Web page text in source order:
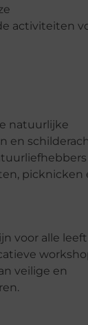
activiteiten
natuurlijke
en
picknicken
voor alle
veilige en